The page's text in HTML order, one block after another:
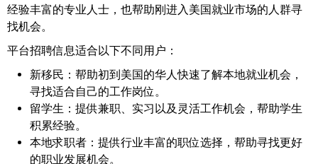
经验丰富的专业人士，也帮助刚进入美国就业市场的人群寻
找机会。
平台招聘信息适合以下不同用户：
新移民： 帮助初到美国的华人快速了解本地就业机会，
寻找适合自己的工作岗位。
留学生： 提供兼职、实习以及灵活工作机会，帮助学生
积累经验。
本地求职者： 提供行业丰富的职位选择，帮助寻找更好
的职业发展机会。